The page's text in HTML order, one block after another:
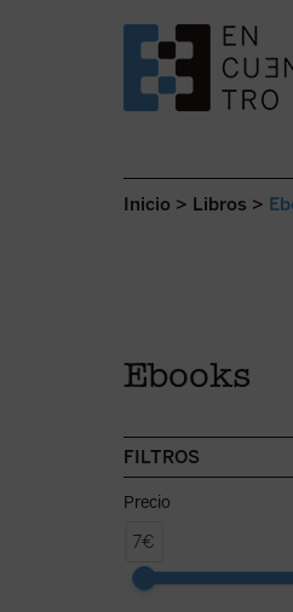
SALTAR AL
Inicio > Libros >
Ebooks
FILTROS
Precio
7€